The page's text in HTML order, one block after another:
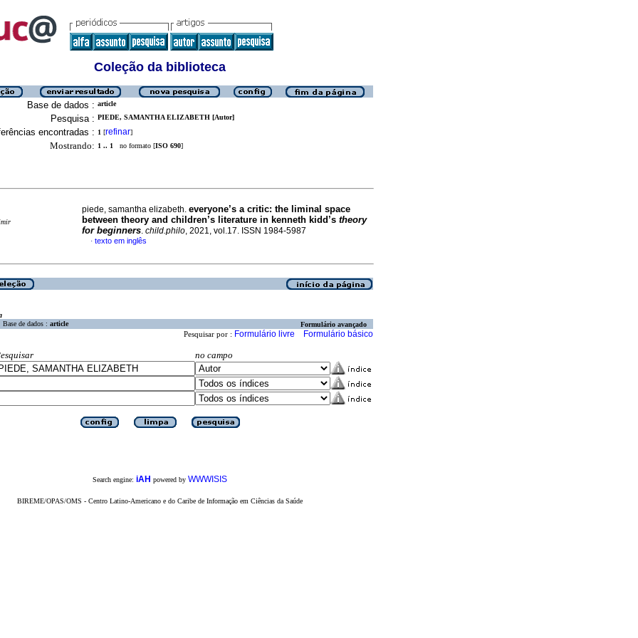
Coleção da biblioteca
Base de dados : article
Pesquisa : PIEDE, SAMANTHA ELIZABETH [Autor]
encontradas : 1 [refinar]
Mostrando: 1 .. 1 no formato [ISO 690]
piede, samantha elizabeth. everyone’s a critic: the liminal space
between theory and children’s literature in kenneth kidd’s theory
for beginners. child.philo, 2021, vol.17. ISSN 1984-5987
· texto em inglês
Base de dados : article Formulário avançado
Pesquisar por : Formulário livre Formulário básico
no campo
Search engine: iAH powered by WWWISIS
BIREME/OPAS/OMS - Centro Latino-Americano e do Caribe de Informação em Ciências da Saúde